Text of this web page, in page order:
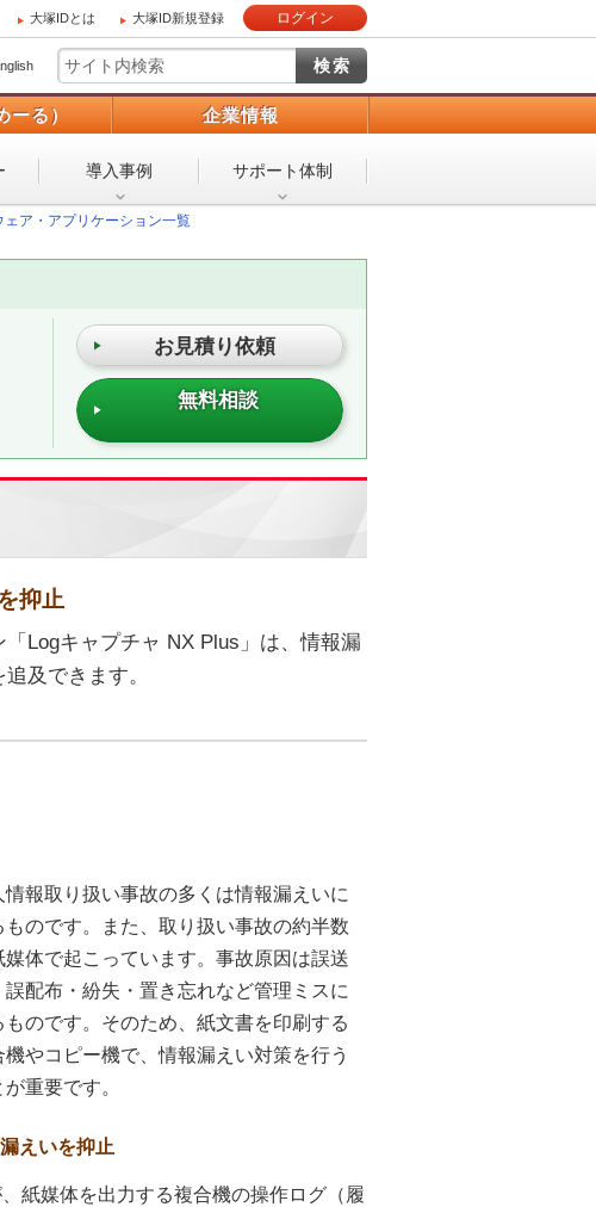
大塚IDとは 大塚ID新規登録 ログイン
ーる） 企業情報
導入事例 サポート体制
ア・アプリケーション一覧
お見積り依頼
無料相談
抑止
Logキャプチャ NX Plus」は、情報漏
及できます。
情報取り扱い事故の多くは情報漏えいに
ものです。また、取り扱い事故の約半数
媒体で起こっています。事故原因は誤送
誤配布・紛失・置き忘れなど管理ミスに
ものです。そのため、紙文書を印刷する
機やコピー機で、情報漏えい対策を行う
が重要です。
えいを抑止
紙媒体を出力する複合機の操作ログ（履